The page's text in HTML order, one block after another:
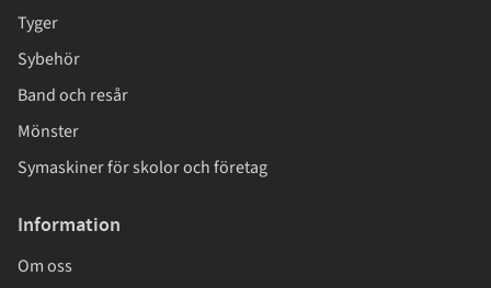
Tyger
Sybehör
Band och resår
Mönster
Symaskiner för skolor och företag
Information
Om oss